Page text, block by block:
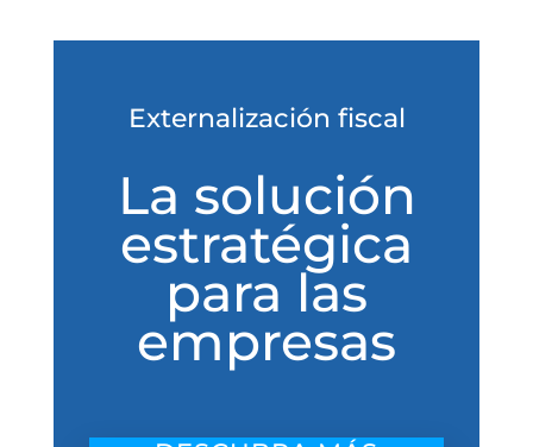
Externalización fiscal
La solución
estratégica
para las
empresas